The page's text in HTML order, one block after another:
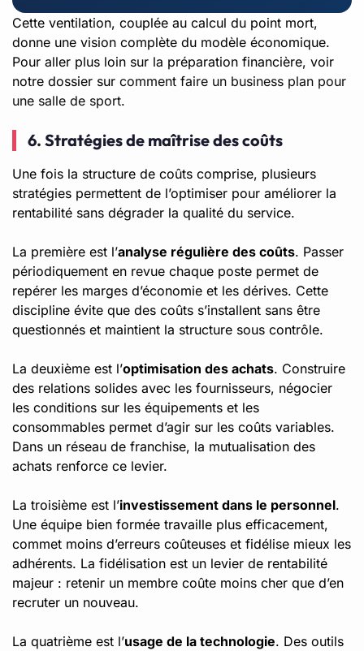
Cette ventilation, couplée au calcul du point mort,
donne une vision complète du modèle économique.
Pour aller plus loin sur la préparation financière, voir
notre dossier sur comment faire un business plan pour
une salle de sport.
6. Stratégies de maîtrise des coûts
Une fois la structure de coûts comprise, plusieurs
stratégies permettent de l’optimiser pour améliorer la
rentabilité sans dégrader la qualité du service.
La première est l’analyse régulière des coûts. Passer
périodiquement en revue chaque poste permet de
repérer les marges d’économie et les dérives. Cette
discipline évite que des coûts s’installent sans être
questionnés et maintient la structure sous contrôle.
La deuxième est l’optimisation des achats. Construire
des relations solides avec les fournisseurs, négocier
les conditions sur les équipements et les
consommables permet d’agir sur les coûts variables.
Dans un réseau de franchise, la mutualisation des
achats renforce ce levier.
La troisième est l’investissement dans le personnel.
Une équipe bien formée travaille plus efficacement,
commet moins d’erreurs coûteuses et fidélise mieux les
adhérents. La fidélisation est un levier de rentabilité
majeur : retenir un membre coûte moins cher que d’en
recruter un nouveau.
La quatrième est l’usage de la technologie. Des outils